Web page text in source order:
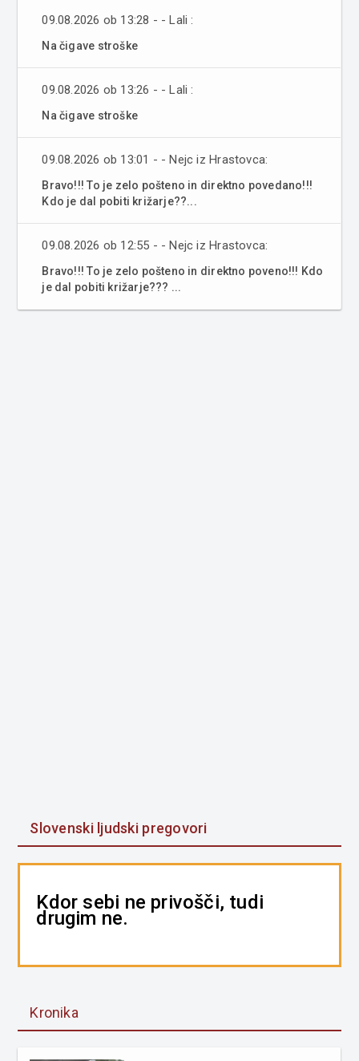
09.08.2026 ob 13:28 - - Lali :
Na čigave stroške
09.08.2026 ob 13:26 - - Lali :
Na čigave stroške
09.08.2026 ob 13:01 - - Nejc iz Hrastovca:
Bravo!!! To je zelo pošteno in direktno povedano!!!
Kdo je dal pobiti križarje??...
09.08.2026 ob 12:55 - - Nejc iz Hrastovca:
Bravo!!! To je zelo pošteno in direktno poveno!!! Kdo
je dal pobiti križarje??? ...
Slovenski ljudski pregovori
Kdor sebi ne privošči, tudi
drugim ne.
Kronika